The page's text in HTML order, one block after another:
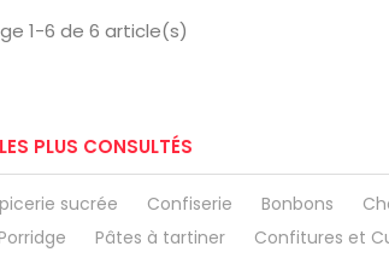
1-6 de 6 article(s)
PLUS CONSULTÉS
sucrée Confiserie Bonbons
Pâtes à tartiner Confitures et